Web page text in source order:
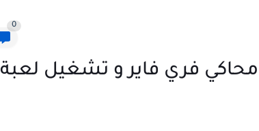
0
محاكي فري فاير : تحميل أفضل 4 محاكي فري فاير و تشغيل لعبة